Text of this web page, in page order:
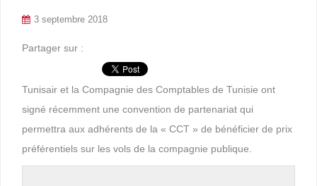
3 septembre 2018
Partager sur :
Tunisair et la Compagnie des Comptables de Tunisie ont
signé récemment une convention de partenariat qui
permettra aux adhérents de la « CCT » de bénéficier de prix
préférentiels sur les vols de la compagnie publique.